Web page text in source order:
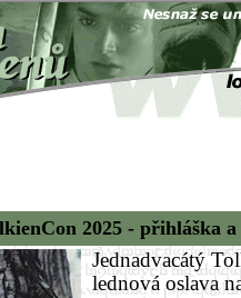
2025 - přihláška
Jednadvacátý
lednová oslava